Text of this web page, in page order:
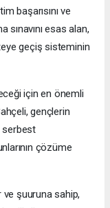
başarısını ve
esas alan,
geçiş sisteminin
için en önemli
gençlerin
serbest
çözüme
şuuruna sahip,